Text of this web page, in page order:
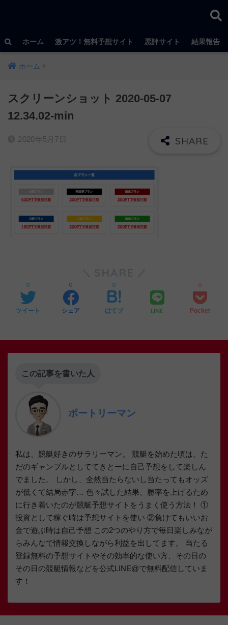
ホーム 激アツ！無料予想サイト 悪評サイト 結果報告
ホーム
スクリーンショット 2020-05-07
12.34.02-min
2020年5月7日
ツイート
0
シェア
0
はてブ
0
LINE Pocket
0
この記事を書いた人
ボートリーマン
私は、競艇好きのサラリーマン。 競艇を始めた頃は、た
だのギャンブルとしててきとーに自己予想をして楽しん
でました。 しかし、全然当たらないし当たってもオッズ
が低くて結局赤字… 色々試した結果、勝率を上げるため
に行き着いたのが競艇予想サイトをうまく使う方法！ ①
投資として稼ぐ時は予想サイトを使い ②負けてもいいお
金で遊ぶ時は自己予想 この2つのやり方で毎日楽しみなが
らみんなで情報交換しながら利益を出してます。 当たる
登録無料の予想サイトやその効率的な使い方、その日の
その日の競艇情報などを公式LINE@で無料配信していま
す！